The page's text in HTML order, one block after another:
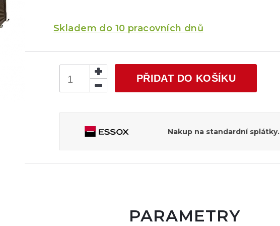
Skladem do 10 pracovních dnů
PŘIDAT DO KOŠÍKU
Nakup na standardní splátky.
PARAMETRY